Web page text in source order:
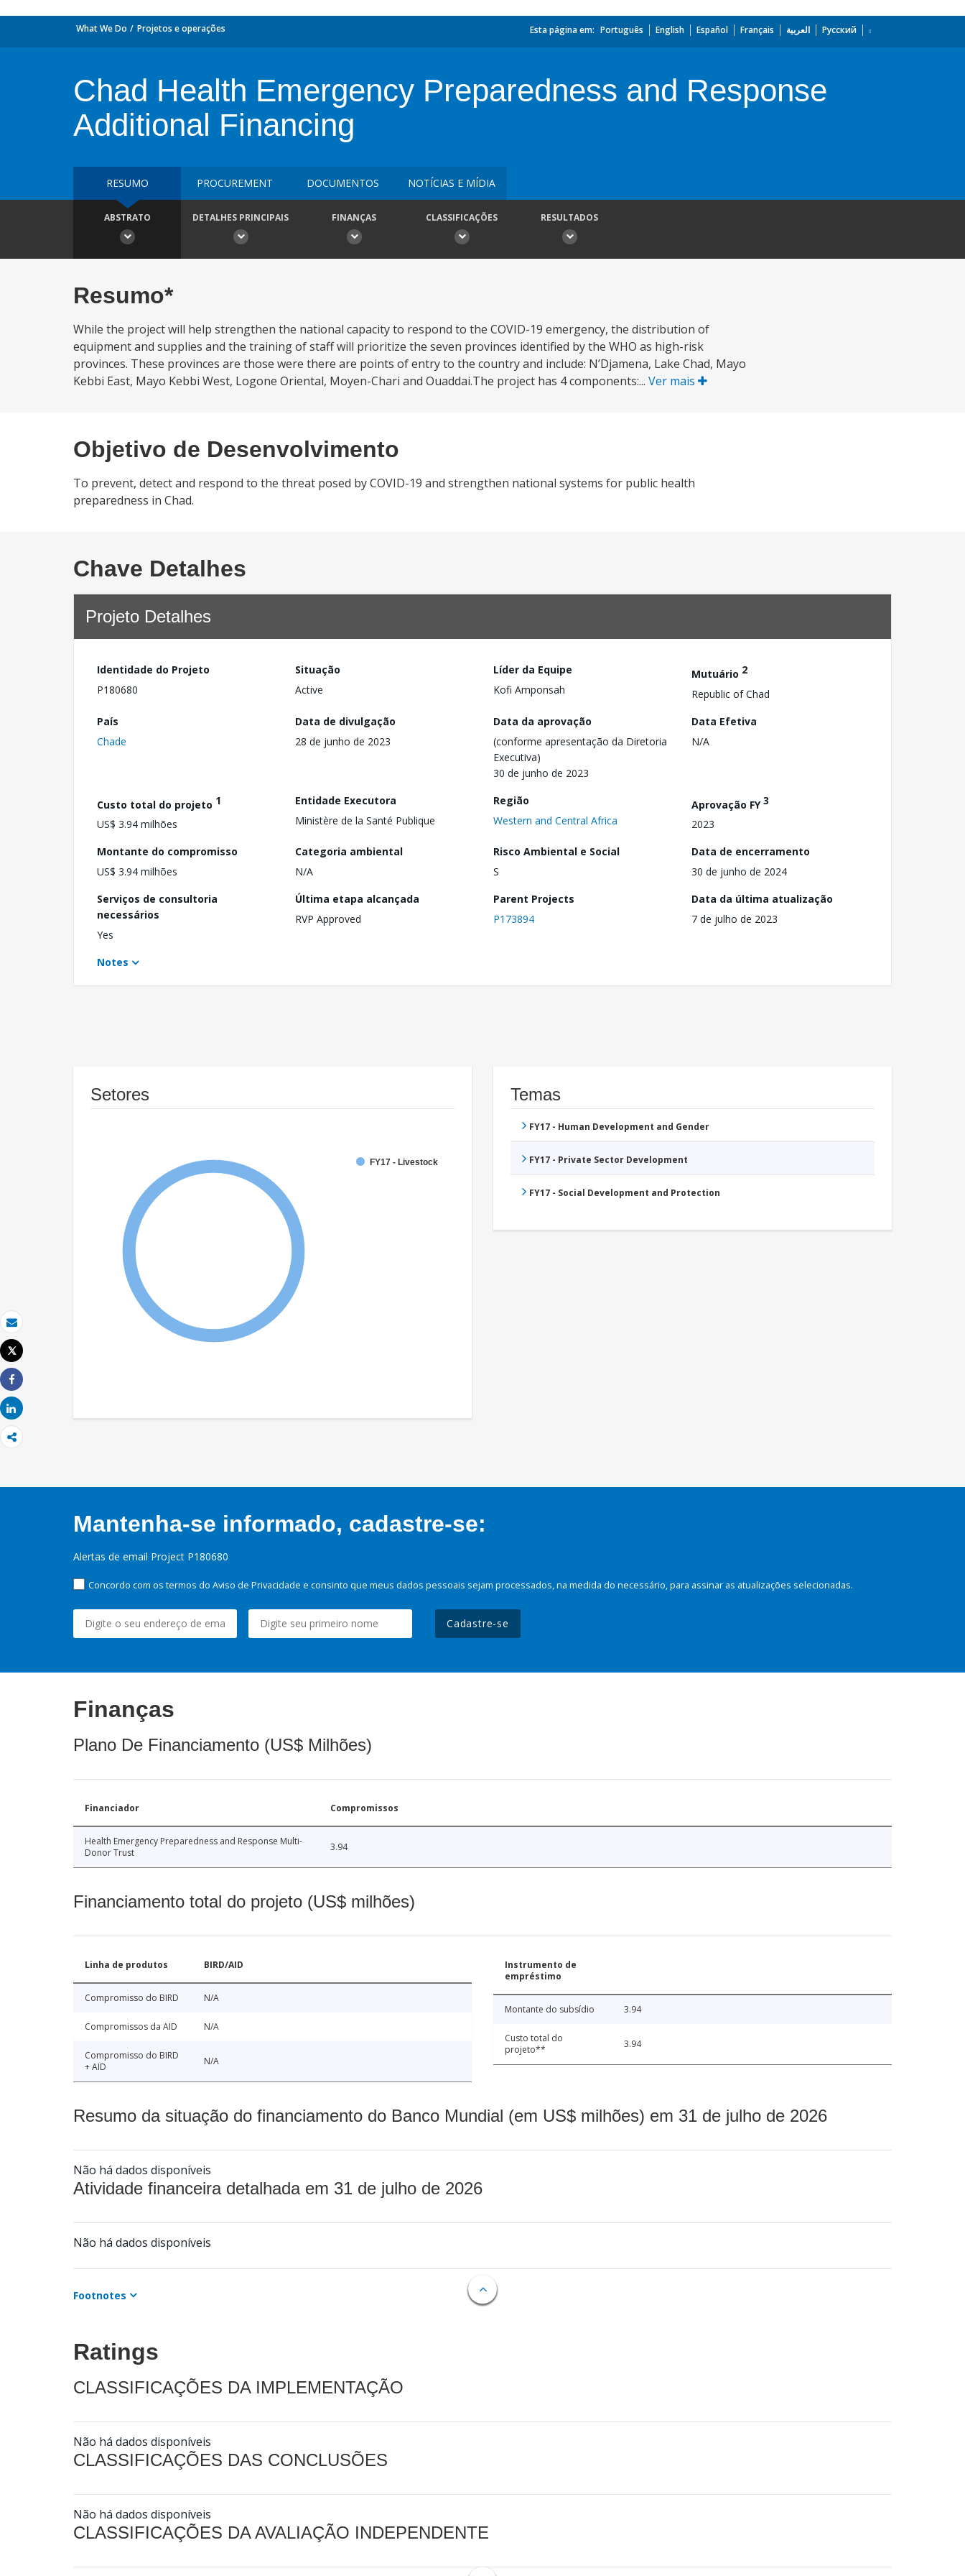
Email
Imprimir
Tweet
Share
Share
What We Do Projetos e operações Esta página em: Português English Español Français العربية Русский
Chad Health Emergency Preparedness and Response
Additional Financing
RESUMO PROCUREMENT DOCUMENTOS NOTÍCIAS E MÍDIA
ABSTRATO DETALHES PRINCIPAIS FINANÇAS CLASSIFICAÇÕES RESULTADOS
Resumo*
While the project will help strengthen the national capacity to respond to the COVID-19 emergency, the distribution of
equipment and supplies and the training of staff will prioritize the seven provinces identified by the WHO as high-risk
provinces. These provinces are those were there are points of entry to the country and include: N’Djamena, Lake Chad, Mayo
Kebbi East, Mayo Kebbi West, Logone Oriental, Moyen-Chari and Ouaddai.The project has 4 components:... Ver mais
Objetivo de Desenvolvimento
To prevent, detect and respond to the threat posed by COVID-19 and strengthen national systems for public health
preparedness in Chad.
Chave Detalhes
Projeto Detalhes
Identidade do Projeto
P180680
Situação
Active
Líder da Equipe
Kofi Amponsah
Mutuário 2
Republic of Chad
País
Chade
Data de divulgação
28 de junho de 2023
Data da aprovação
(conforme apresentação da Diretoria
Executiva)
30 de junho de 2023
Data Efetiva
N/A
Custo total do projeto 1
US$ 3.94 milhões
Entidade Executora
Ministère de la Santé Publique
Região
Western and Central Africa
Aprovação FY3
2023
Montante do compromisso
US$ 3.94 milhões
Categoria ambiental
N/A
Risco Ambiental e Social
S
Data de encerramento
30 de junho de 2024
Serviços de consultoria
necessários
Yes
Última etapa alcançada
RVP Approved
Parent Projects
P173894
Data da última atualização
7 de julho de 2023
Notes
Setores
FY17 - Livestock
Temas
FY17 - Human Development and Gender
FY17 - Private Sector Development
FY17 - Social Development and Protection
Mantenha-se informado, cadastre-se:
Alertas de email Project P180680
Concordo com os termos do Aviso de Privacidade e consinto que meus dados pessoais sejam processados, na medida do necessário, para assinar as atualizações selecionadas.
Cadastre-se
Finanças
Plano De Financiamento (US$ Milhões)
Financiador Compromissos
Health Emergency Preparedness and Response Multi-
Donor Trust
3.94
Financiamento total do projeto (US$ milhões)
Linha de produtos BIRD/AID
Compromisso do BIRD N/A
Compromissos da AID N/A
Compromisso do BIRD
+ AID
N/A
Instrumento de
empréstimo
Montante do subsídio 3.94
Custo total do
projeto**
3.94
Resumo da situação do financiamento do Banco Mundial (em US$ milhões) em 31 de julho de 2026
Não há dados disponíveis
Atividade financeira detalhada em 31 de julho de 2026
Não há dados disponíveis
Footnotes
Ratings
CLASSIFICAÇÕES DA IMPLEMENTAÇÃO
Não há dados disponíveis
CLASSIFICAÇÕES DAS CONCLUSÕES
Não há dados disponíveis
CLASSIFICAÇÕES DA AVALIAÇÃO INDEPENDENTE